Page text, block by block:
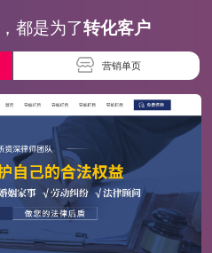
，都是为了转化客户
营销单页